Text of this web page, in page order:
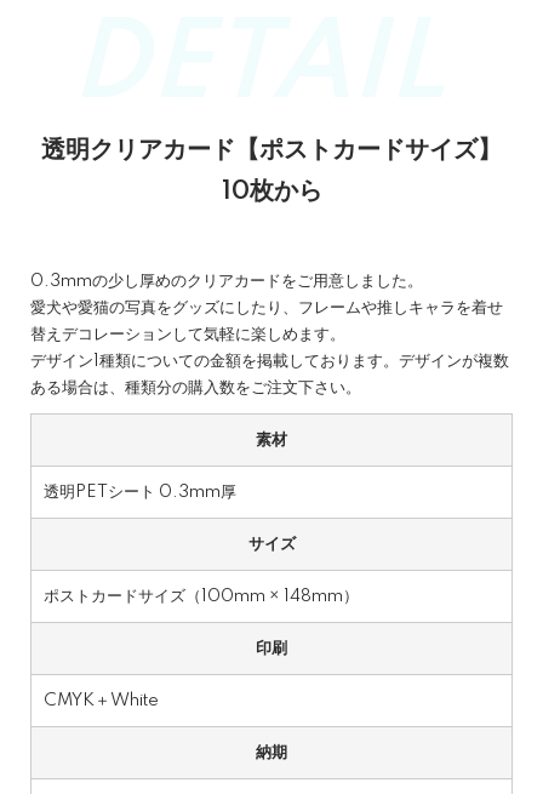
透明クリアカード【ポストカードサイズ】
10枚から
0.3mmの少し厚めのクリアカードをご用意しました。
愛犬や愛猫の写真をグッズにしたり、フレームや推しキャラを着せ
替えデコレーションして気軽に楽しめます。
デザイン1種類についての金額を掲載しております。デザインが複数
ある場合は、種類分の購入数をご注文下さい。
素材
透明PETシート 0.3mm厚
サイズ
ポストカードサイズ（100mm × 148mm）
印刷
CMYK＋White
納期